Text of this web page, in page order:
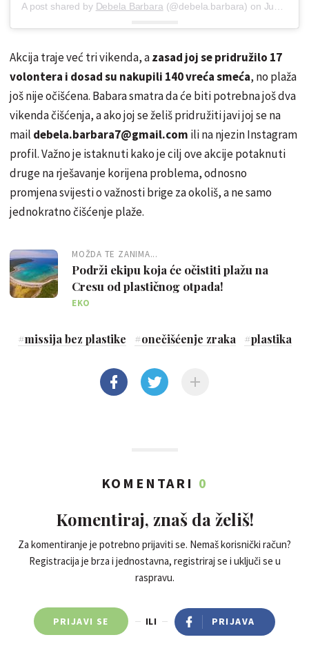
A post shared by Debela Barbara(@debela.barbara) on Jun 27, 2019 at 8:38am PDT
Akcija traje već tri vikenda, azasad joj se pridružilo 17
volontera i dosad su nakupili 140 vreća smeća, no plaža
još nije očišćena. Babara smatra da će biti potrebna još dva
vikenda čišćenja, a ako joj se želiš pridružiti javi joj se na
mail debela.barbara7@gmail.com ili na njezin Instagram
profil. Važno je istaknuti kako je cilj ove akcije potaknuti
druge na rješavanje korijena problema, odnosno
promjena svijesti o važnosti brige za okoliš, a ne samo
jednokratno čišćenje plaže.
MOŽDA TE ZANIMA...
Podrži ekipu koja će očistiti plažu na
Cresu od plastičnog otpada!
EKO
#missija bez plastike #onečišćenje zraka #plastika
KOMENTARI 0
Komentiraj, znaš da želiš!
Za komentiranje je potrebno prijaviti se. Nemaš korisnički račun?
Registracija je brza i jednostavna, registriraj se i uključi se u
raspravu.
PRIJAVI SE ILI PRIJAVA